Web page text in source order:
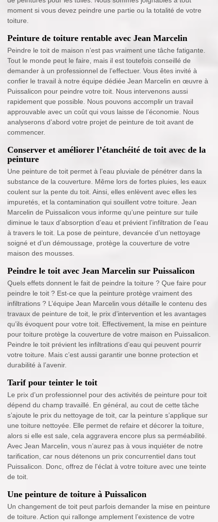
moment si vous devez peindre une partie ou la totalité de votre
toiture.
Peinture de toiture rentable avec Jean Marcelin
Peindre le toit de maison n’est pas vraiment une tâche fatigante.
Tout le monde peut le faire, mais il est toutefois conseillé de
demander à un professionnel de l’effectuer. Vous êtes invité à
confier le travail à notre équipe dédiée Jean Marcelin en œuvre à
Puissalicon pour peindre votre toit. Nous intervenons aussi
rapidement que possible. Nous pouvons accomplir un travail
approuvable avec un coût qui vous laisse de l’économie. Nous
analyserons d’abord votre projet de peinture de toit avant de
commencer.
Conserver et améliorer l’étanchéité de toit avec de la
peinture
Une peinture de toit permet à l’eau pluviale de pénétrer dans la
substance de la couverture. Même lors de fortes pluies, les eaux
coulent sur la pente du toit. Ainsi, elles enlèvent avec elles les
impuretés, et la contamination qui souillent votre toiture. Jean
Marcelin de Puissalicon vous informe qu’une peinture sur tuile
diminue le taux d’absorption d’eau et prévient l’infiltration de l’eau
à travers le toit. La pose de peinture, devancée d’un nettoyage
soigné et d’un démoussage, protège la couverture de votre
maison des mousses.
Peindre le toit avec Jean Marcelin sur Puissalicon
Quels effets donnent le fait de peindre la toiture ? Que faire pour
peindre le toit ? Est-ce que la peinture protège vraiment des
infiltrations ? L’équipe Jean Marcelin vous détaille le contenu des
travaux de peinture de toit, le prix d’intervention et les avantages
qu’ils évoquent pour votre toit. Effectivement, la mise en peinture
pour toiture protège la couverture de votre maison en Puissalicon.
Peindre le toit prévient les infiltrations d’eau qui peuvent pourrir
votre toiture. Mais c’est aussi garantir une bonne protection et
durabilité à l’avenir.
Tarif pour teinter le toit
Le prix d’un professionnel pour des activités de peinture pour toit
dépend du champ travaillé. En général, au cout de cette tâche
s’ajoute le prix du nettoyage de toit, car la peinture s’applique sur
une toiture nettoyée. Elle permet de refaire et décorer la toiture,
alors si elle est sale, cela aggravera encore plus sa perméabilité.
Avec Jean Marcelin, vous n’aurez pas à vous inquiéter de notre
tarification, car nous détenons un prix concurrentiel dans tout
Puissalicon. Donc, offrez de l'éclat à votre toiture avec une teinte
de toit.
Une peinture de toiture à Puissalicon
Un changement de toit peut parfois demander la mise en peinture
de toiture. Action qui rallonge amplement l’existence de votre